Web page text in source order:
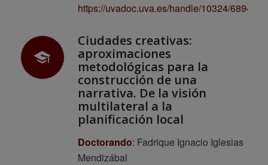
https://uvadoc.uva.es/handle/10324/68943
Ciudades creativas:
aproximaciones
metodológicas para la
construcción de una
narrativa. De la visión
multilateral a la
planificación local
Doctorando: Fadrique Ignacio Iglesias
Mendizábal